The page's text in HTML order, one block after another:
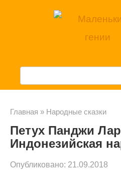
с
к
Главная » Народные сказки
Петух Панджи
Индонезийская
Опубликовано: 21.09.2018